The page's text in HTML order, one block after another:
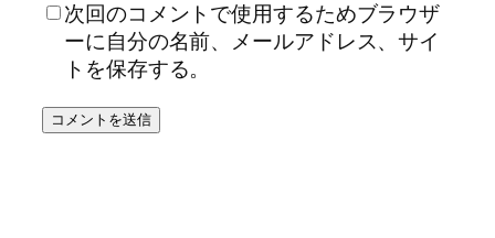
次回のコメントで使用するためブラウザ
ーに自分の名前、メールアドレス、サイ
トを保存する。